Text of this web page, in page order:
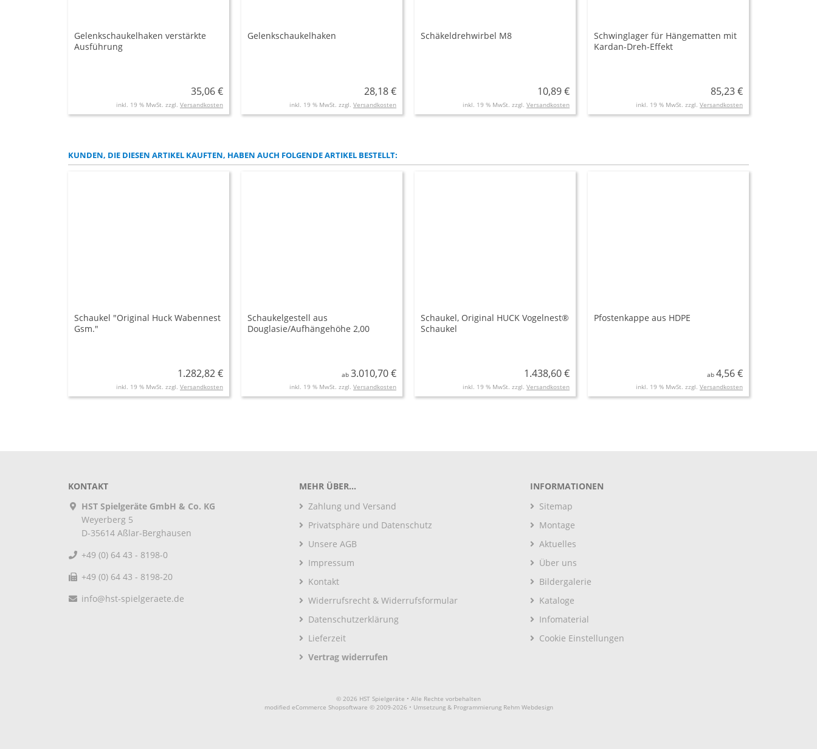
Gelenkschaukelhaken verstärkte
Ausführung
35,06 €
inkl. 19 % MwSt. zzgl. Versandkosten
Gelenkschaukelhaken
28,18 €
inkl. 19 % MwSt. zzgl. Versandkosten
Schäkeldrehwirbel M8
10,89 €
inkl. 19 % MwSt. zzgl. Versandkosten
Schwinglager für Hängematten mit
Kardan-Dreh-Effekt
85,23 €
inkl. 19 % MwSt. zzgl. Versandkosten
KUNDEN, DIE DIESEN ARTIKEL KAUFTEN, HABEN AUCH FOLGENDE ARTIKEL BESTELLT:
Schaukel "Original Huck Wabennest
Gsm."
1.282,82 €
inkl. 19 % MwSt. zzgl. Versandkosten
Schaukelgestell aus
Douglasie/Aufhängehöhe 2,00
ab 3.010,70 €
inkl. 19 % MwSt. zzgl. Versandkosten
Schaukel, Original HUCK Vogelnest®
Schaukel
1.438,60 €
inkl. 19 % MwSt. zzgl. Versandkosten
Pfostenkappe aus HDPE
ab 4,56 €
inkl. 19 % MwSt. zzgl. Versandkosten
KONTAKT
HST Spielgeräte GmbH & Co. KG
Weyerberg 5
D-35614 Aßlar-Berghausen
+49 (0) 64 43 - 8198-0
+49 (0) 64 43 - 8198-20
info@hst-spielgeraete.de
MEHR ÜBER...
Zahlung und Versand
Privatsphäre und Datenschutz
Unsere AGB
Impressum
Kontakt
Widerrufsrecht & Widerrufsformular
Datenschutzerklärung
Lieferzeit
Vertrag widerrufen
INFORMATIONEN
Sitemap
Montage
Aktuelles
Über uns
Bildergalerie
Kataloge
Infomaterial
Cookie Einstellungen
© 2026 HST Spielgeräte • Alle Rechte vorbehalten
modified eCommerce Shopsoftware © 2009-2026 • Umsetzung & Programmierung Rehm Webdesign